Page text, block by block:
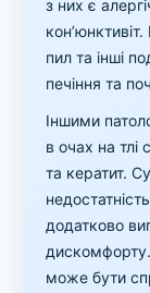
з них є
пил та інші
печіння та
Іншими
в очах на тлі
та кератит.
додатково
може бути